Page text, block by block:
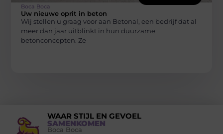
Boca Boca
Uw nieuwe oprit in beton
Wij stellen u graag voor aan Betonal, een bedrijf dat al
meer dan jaar uitblinkt in hun duurzame
betonconcepten. Ze
WAAR STIJL EN GEVOEL
SAMENKOMEN
Boca Boca